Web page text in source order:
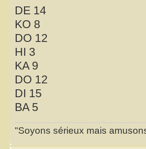
DE 14
KO 8
DO 12
HI 3
KA 9
DO 12
DI 15
BA 5
"Soyons sérieux mais